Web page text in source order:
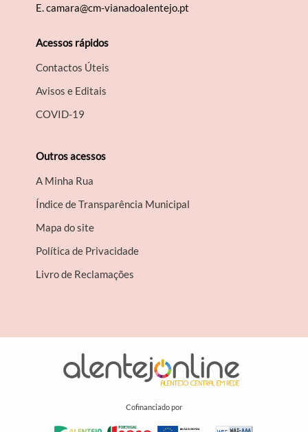
E.camara@cm-vianadoalentejo.pt
Acessos rápidos
Contactos Úteis
Avisos e Editais
COVID-19
Outros acessos
A Minha Rua
Índice de Transparência Municipal
Mapa do site
Política de Privacidade
Livro de Reclamações
Cofinanciado por